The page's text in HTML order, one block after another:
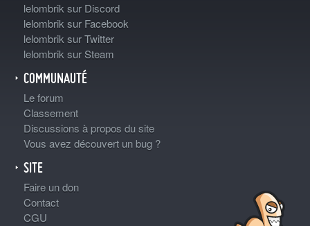
lelombrik sur Discord
lelombrik sur Facebook
lelombrik sur Twitter
lelombrik sur Steam
COMMUNAUTÉ
Le forum
Classement
Discussions à propos du site
Vous avez découvert un bug ?
SITE
Faire un don
Contact
CGU